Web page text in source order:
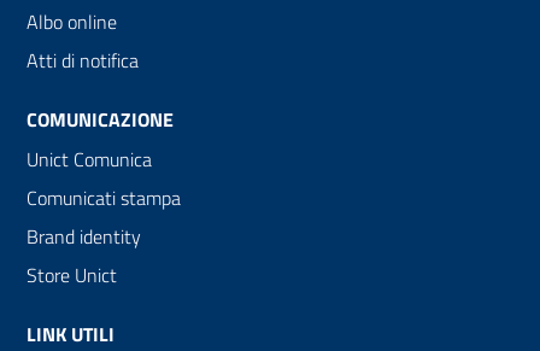
Albo online
Atti di notifica
COMUNICAZIONE
Unict Comunica
Comunicati stampa
Brand identity
Store Unict
LINK UTILI